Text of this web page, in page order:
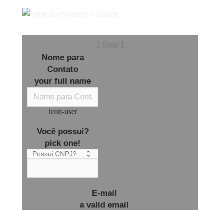
1 Step 1
Nome para
Contato
your full name
icon-user
Você possui?
pick one!
E-mail
a valid email